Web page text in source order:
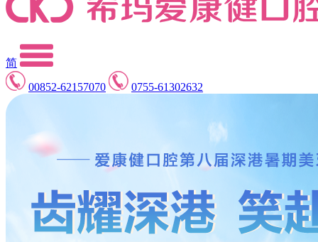
简
00852-62157070
0755-61302632